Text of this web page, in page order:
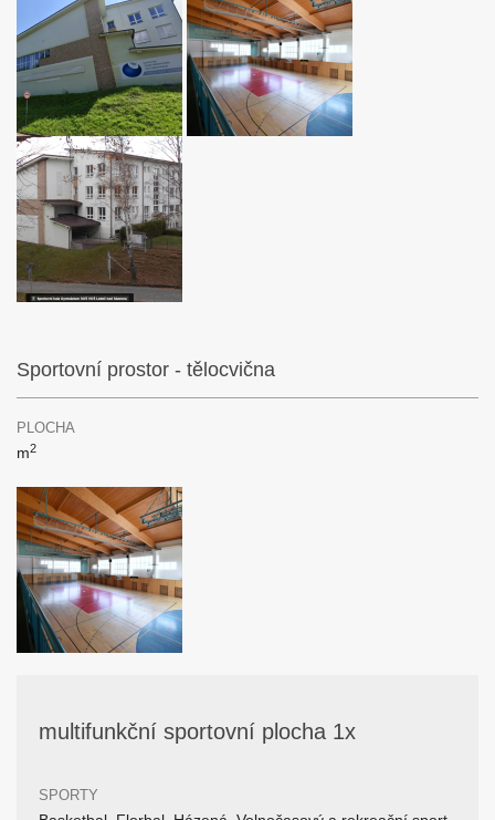
Sportovní prostor - tělocvična
PLOCHA
m2
multifunkční sportovní plocha 1x
SPORTY